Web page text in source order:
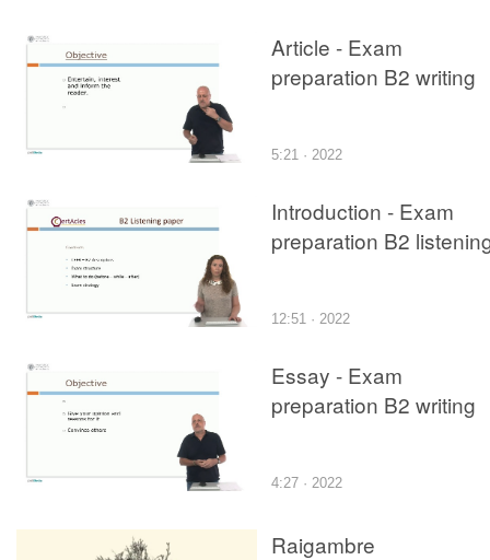
Article - Exam
preparation B2 writing
5:21 · 2022
Introduction - Exam
preparation B2
12:51 · 2022
Essay - Exam
preparation B2 writing
4:27 · 2022
Raigambre